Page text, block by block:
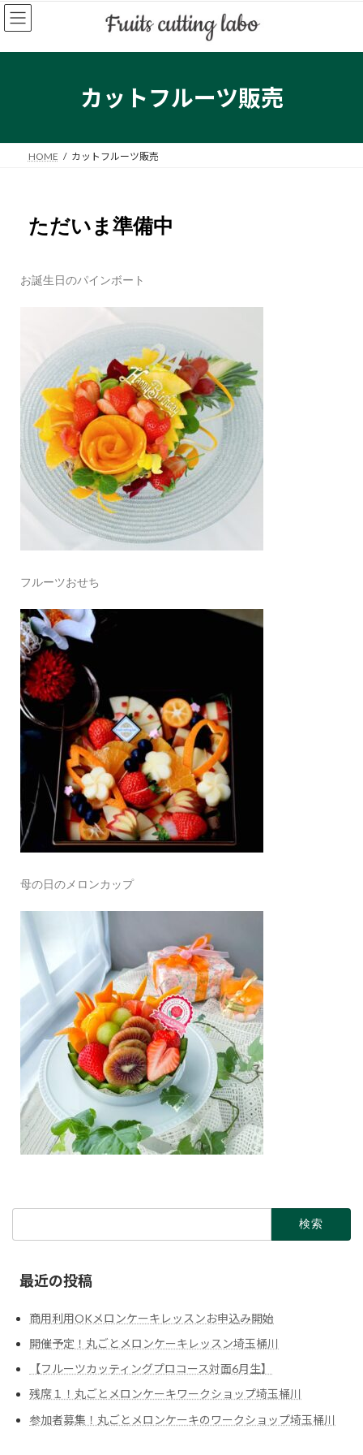
カットフルーツ販売
HOME カットフルーツ販売
ただいま準備中
お誕生日のパインボート
フルーツおせち
母の日のメロンカップ
最近の投稿
商用利用OKメロンケーキレッスンお申込み開始
開催予定！丸ごとメロンケーキレッスン埼玉桶川
【フルーツカッティングプロコース対面6月生】
残席１！丸ごとメロンケーキワークショップ埼玉桶川
参加者募集！丸ごとメロンケーキのワークショップ埼玉桶川